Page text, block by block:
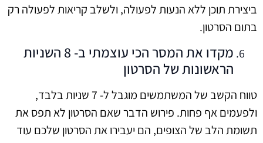
ביצירת תוכן ללא הנעות לפעולה, ולשלב קריאות לפעולה רק
בתום הסרטון.
מקדו את המסר הכי עוצמתי ב- 8 השניות
הראשונות של הסרטון
טווח הקשב של המשתמשים מוגבל ל- 7 שניות בלבד,
ולפעמים אף פחות. פירוש הדבר שאם הסרטון לא תפס את
תשומת הלב של הצופים, הם יעבירו את הסרטון שלכם עוד